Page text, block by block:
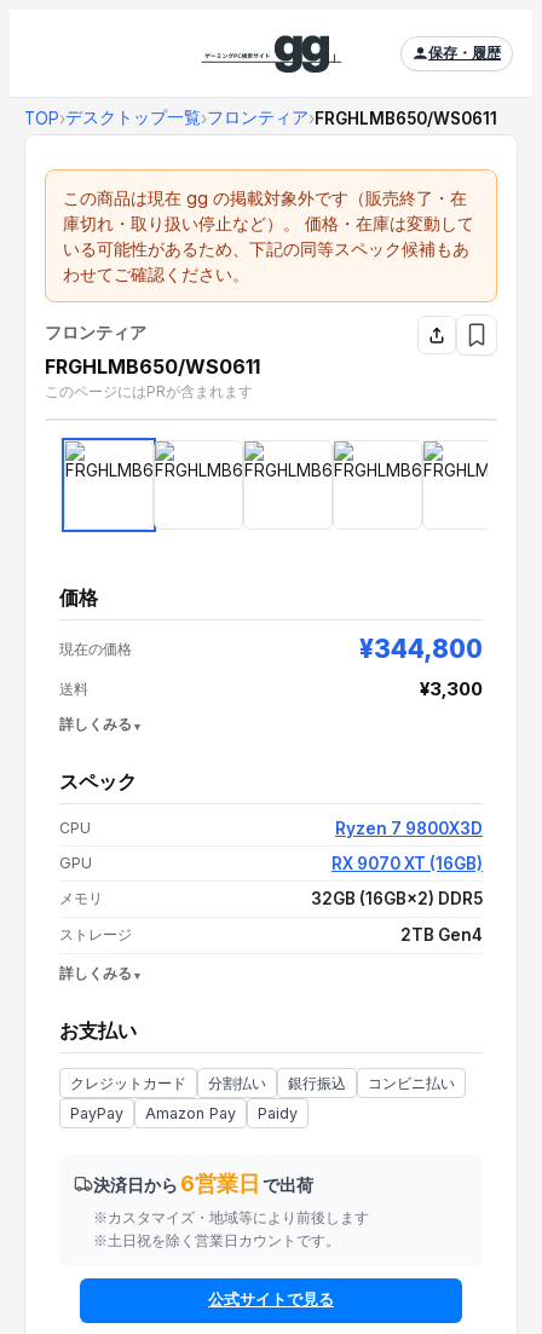
保存・履歴
TOP›デスクトップ一覧›フロンティア›FRGHLMB650/WS0611
この商品は現在 gg の掲載対象外です（販売終了・在
庫切れ・取り扱い停止など）。 価格・在庫は変動して
いる可能性があるため、下記の同等スペック候補もあ
わせてご確認ください。
フロンティア
FRGHLMB650/WS0611
このページにはPRが含まれます
‹
›
価格
現在の価格 ¥344,800
送料 ¥3,300
詳しくみる
支払い額（値引き・送料込み） ¥348,100
スペック
CPU Ryzen 7 9800X3D
GPU RX 9070 XT (16GB)
メモリ 32GB (16GB×2) DDR5
ストレージ 2TB Gen4
詳しくみる
電源
CPUクーラー 空冷
お支払い
クレジットカード 分割払い 銀行振込
コンビニ払い
PayPay
Amazon Pay Paidy
決済日から 6営業日 で出荷
※カスタマイズ・地域等により前後します
※土日祝を除く営業日カウントです。
公式サイトで見る